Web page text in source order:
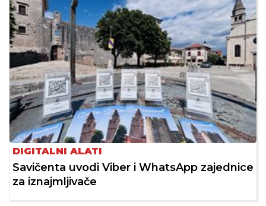
DIGITALNI ALATI
Savičenta uvodi Viber i WhatsApp zajednice
za iznajmljivače